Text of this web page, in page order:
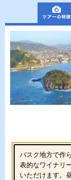
バスク地方で作
表的なワイナリ
いただけます。